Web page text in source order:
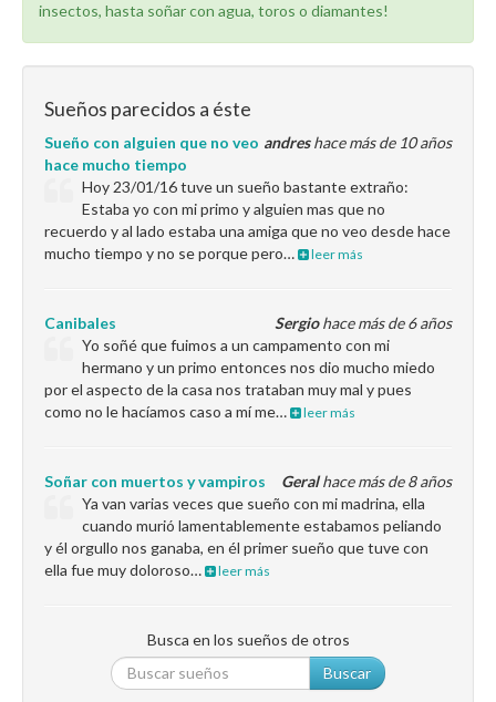
insectos, hasta soñar con agua, toros o diamantes!
Sueños parecidos a éste
andreshace más de 10 años
Sueño con alguien que no veo
hace mucho tiempo
Hoy 23/01/16 tuve un sueño bastante extraño:
Estaba yo con mi primo y alguien mas que no
recuerdo y al lado estaba una amiga que no veo desde hace
mucho tiempo y no se porque pero…
leer más
Sergiohace más de 6 años
Canibales
Yo soñé que fuimos a un campamento con mi
hermano y un primo entonces nos dio mucho miedo
por el aspecto de la casa nos trataban muy mal y pues
como no le hacíamos caso a mí me…
leer más
Geralhace más de 8 años
Soñar con muertos y vampiros
Ya van varias veces que sueño con mi madrina, ella
cuando murió lamentablemente estabamos peliando
y él orgullo nos ganaba, en él primer sueño que tuve con
ella fue muy doloroso…
leer más
Busca en los sueños de otros
Buscar